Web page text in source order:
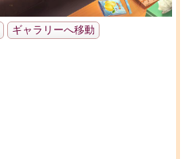
ギャラリーへ移動